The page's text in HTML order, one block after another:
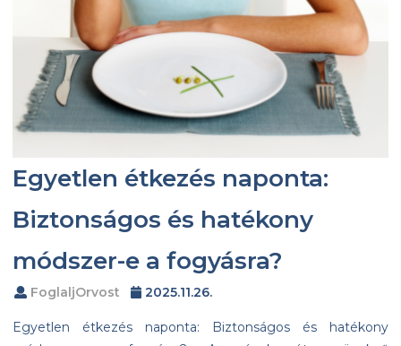
Egyetlen étkezés naponta:
Biztonságos és hatékony
módszer-e a fogyásra?
FoglaljOrvost 2025.11.26.
Egyetlen étkezés naponta: Biztonságos és hatékony